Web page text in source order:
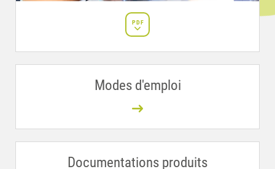
PDF
Modes d'emploi
Documentations produits